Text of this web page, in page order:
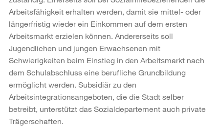
Arbeitsfähigkeit erhalten werden, damit sie mittel- oder
längerfristig wieder ein Einkommen auf dem ersten
Arbeitsmarkt erzielen können. Andererseits soll
Jugendlichen und jungen Erwachsenen mit
Schwierigkeiten beim Einstieg in den Arbeitsmarkt nach
dem Schulabschluss eine berufliche Grundbildung
ermöglicht werden. Subsidiär zu den
Arbeitsintegrationsangeboten, die die Stadt selber
betreibt, unterstützt das Sozialdepartement auch private
Trägerschaften.